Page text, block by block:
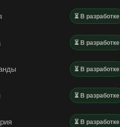
⏳ В разработке
⏳ В разработке
⏳ В разработке
⏳ В разработке
⏳ В разработке